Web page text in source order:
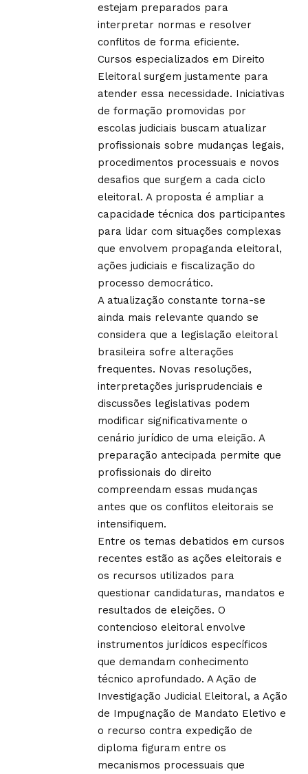
estejam preparados para
interpretar normas e resolver
conflitos de forma eficiente.
Cursos especializados em Direito
Eleitoral surgem justamente para
atender essa necessidade. Iniciativas
de formação promovidas por
escolas judiciais buscam atualizar
profissionais sobre mudanças legais,
procedimentos processuais e novos
desafios que surgem a cada ciclo
eleitoral. A proposta é ampliar a
capacidade técnica dos participantes
para lidar com situações complexas
que envolvem propaganda eleitoral,
ações judiciais e fiscalização do
processo democrático.
A atualização constante torna-se
ainda mais relevante quando se
considera que a legislação eleitoral
brasileira sofre alterações
frequentes. Novas resoluções,
interpretações jurisprudenciais e
discussões legislativas podem
modificar significativamente o
cenário jurídico de uma eleição. A
preparação antecipada permite que
profissionais do direito
compreendam essas mudanças
antes que os conflitos eleitorais se
intensifiquem.
Entre os temas debatidos em cursos
recentes estão as ações eleitorais e
os recursos utilizados para
questionar candidaturas, mandatos e
resultados de eleições. O
contencioso eleitoral envolve
instrumentos jurídicos específicos
que demandam conhecimento
técnico aprofundado. A Ação de
Investigação Judicial Eleitoral, a Ação
de Impugnação de Mandato Eletivo e
o recurso contra expedição de
diploma figuram entre os
mecanismos processuais que